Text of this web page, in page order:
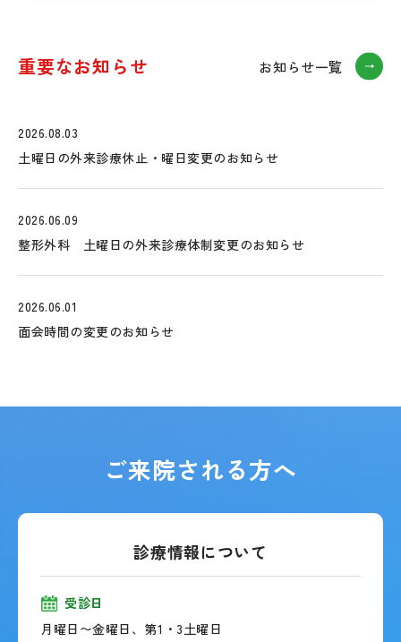
重要なお知らせ お知らせ一覧
2026.08.03
土曜日の外来診療休止・曜日変更のお知らせ
2026.06.09
整形外科 土曜日の外来診療体制変更のお知らせ
2026.06.01
面会時間の変更のお知らせ
ご来院される方へ
診療情報について
受診日
月曜日〜金曜日、第1・3土曜日